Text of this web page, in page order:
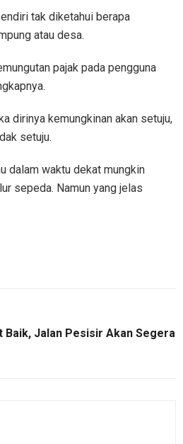
tak diketahui berapa
atau desa.
pajak pada pengguna
dirinya kemungkinan akan setuju,
setuju.
dalam waktu dekat mungkin
sepeda. Namun yang jelas
Baik, Jalan Pesisir Akan Segera